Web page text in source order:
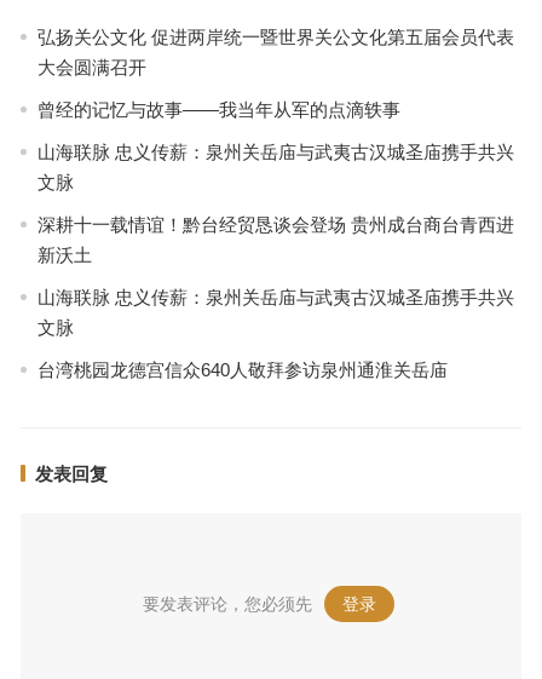
弘扬关公文化 促进两岸统一暨世界关公文化第五届会员代表
大会圆满召开
曾经的记忆与故事——我当年从军的点滴轶事
山海联脉 忠义传薪：泉州关岳庙与武夷古汉城圣庙携手共兴
文脉
深耕十一载情谊！黔台经贸恳谈会登场 贵州成台商台青西进
新沃土
山海联脉 忠义传薪：泉州关岳庙与武夷古汉城圣庙携手共兴
文脉
台湾桃园龙德宫信众640人敬拜参访泉州通淮关岳庙
发表回复
要发表评论，您必须先 登录 。